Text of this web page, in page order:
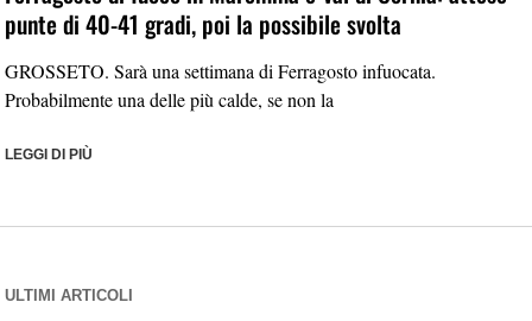
punte di 40-41 gradi, poi la possibile svolta
GROSSETO. Sarà una settimana di Ferragosto infuocata.
Probabilmente una delle più calde, se non la
LEGGI DI PIÙ
ULTIMI ARTICOLI